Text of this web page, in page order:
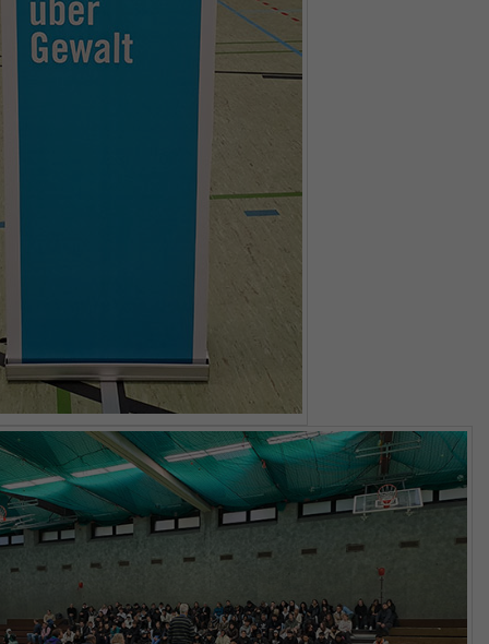
Name
Google Analytics
This cookie is installed by Google Analytics.
The cookie is used to store information of
how visitors use a website and helps in
creating an analytics report of how the
the number visitors, the source where they
have come from, and the pages viisted in an